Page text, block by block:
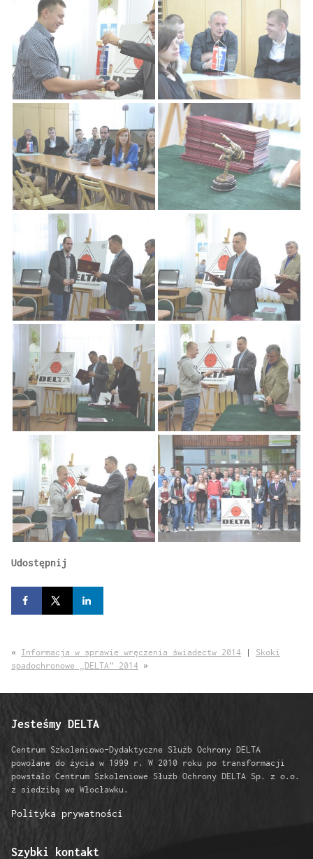
Udostępnij
« Informacja w sprawie wręczenia świadectw 2014 | Skoki
spadochronowe „DELTA” 2014 »
Jesteśmy DELTA
Centrum Szkoleniowo-Dydaktyczne Służb Ochrony DELTA
powołane do życia w 1999 r. W 2010 roku po transformacji
powstało Centrum Szkoleniowe Służb Ochrony DELTA Sp. z o.o.
z siedzibą we Włocławku.
Polityka prywatności
Szybki kontakt